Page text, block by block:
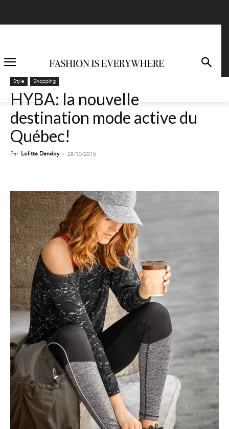
Style Shopping
HYBA: la nouvelle
destination mode active du
Québec!
Par Lolitta Dandoy - 28/10/2015